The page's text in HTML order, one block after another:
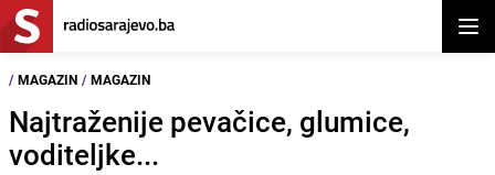
/ MAGAZIN / MAGAZIN
Najtraženije pevačice, glumice,
voditeljke...